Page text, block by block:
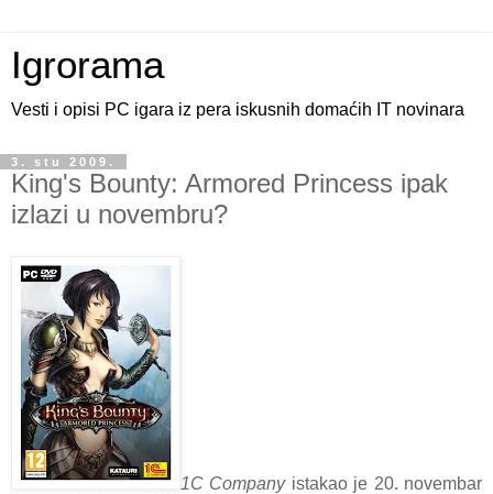
Igrorama
Vesti i opisi PC igara iz pera iskusnih domaćih IT novinara
3. stu 2009.
King's Bounty: Armored Princess ipak
izlazi u novembru?
1C Companyistakao je 20. novembar